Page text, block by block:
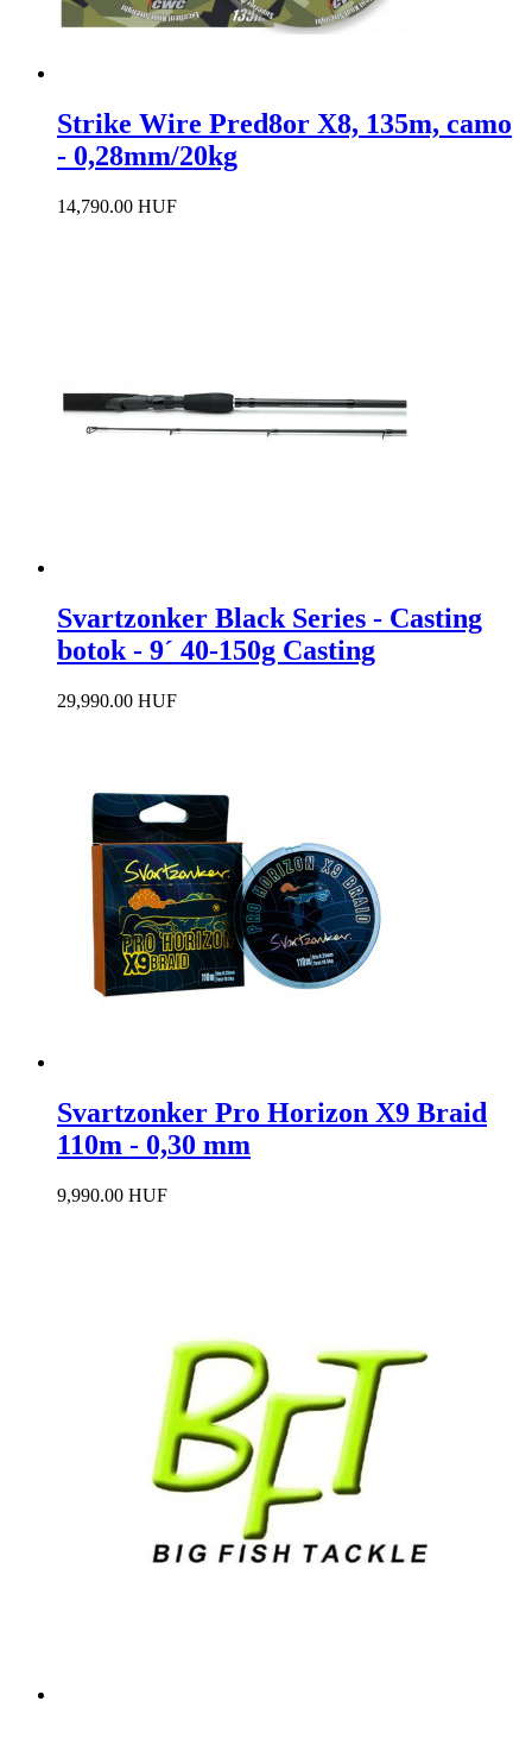
Strike Wire Pred8or X8, 135m, camo
- 0,28mm/20kg
14,790.00 HUF
Svartzonker Black Series - Casting
botok - 9´ 40-150g Casting
29,990.00 HUF
Svartzonker Pro Horizon X9 Braid
110m - 0,30 mm
9,990.00 HUF